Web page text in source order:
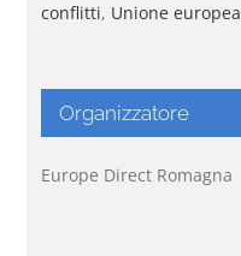
conflitti, Unione europea
Organizzatore
Europe Direct Romagna